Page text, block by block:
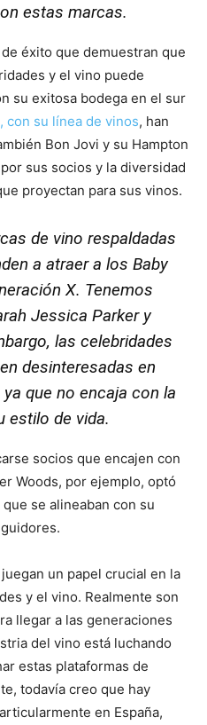
estas marcas.
éxito que demuestran que
y el vino puede
su exitosa bodega en el sur
con su línea de vinos, han
Bon Jovi y su Hampton
sus socios y la diversidad
proyectan para sus vinos.
de vino respaldadas
a atraer a los Baby
X. Tenemos
Jessica Parker y
las celebridades
desinteresadas en
que no encaja con la
estilo de vida.
socios que encajen con
Woods, por ejemplo, optó
se alineaban con su
un papel crucial en la
y el vino. Realmente son
llegar a las generaciones
del vino está luchando
estas plataformas de
todavía creo que hay
en España,